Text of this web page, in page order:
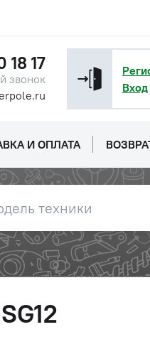
18 17
звонок
Вход
И ОПЛАТА